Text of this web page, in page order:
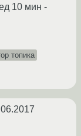
10 мин -
топика